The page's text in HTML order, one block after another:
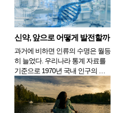
틴의 함량도 녹황색 채소와 비슷하
다. 혈당과 콜레스테롤을 낮춰주
고, 해조류의 알긴산은 체내의 중
금속들을 빨아들여 몸 밖...
신약, 앞으로 어떻게 발전할까
과거에 비하면 인류의 수명은 월등
히 늘었다. 우리나라 통계 자료를
기준으로 1970년 국내 인구의 평
균 수명은 남자는 58세, 여자는 65
세로 평균 62세 정도였다. 그로부
터 50여년이 흐른 2020년에는 남
자가 80세, 여자는 86세이며 평균